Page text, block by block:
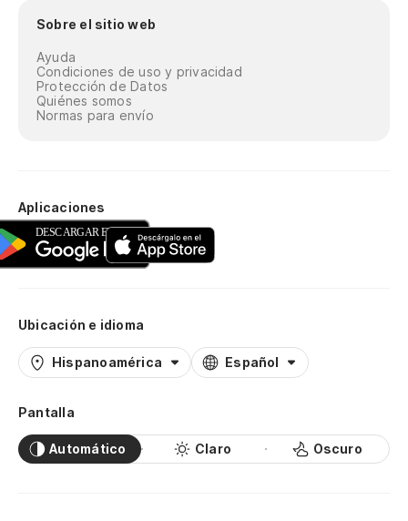
Sobre el sitio web
Ayuda
Condiciones de uso y privacidad
Protección de Datos
Quiénes somos
Normas para envío
Aplicaciones
Ubicación e idioma
Hispanoamérica Español
Pantalla
Automático Claro Oscuro